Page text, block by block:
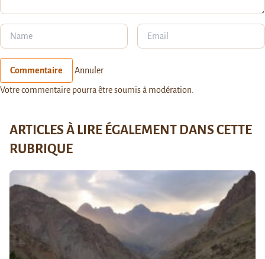
Commentaire Annuler
Votre commentaire pourra être soumis à modération.
ARTICLES À LIRE ÉGALEMENT DANS CETTE
RUBRIQUE